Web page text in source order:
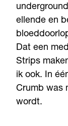
ellende en
Dat een
Strips
ik ook. In
Crumb was
wordt.